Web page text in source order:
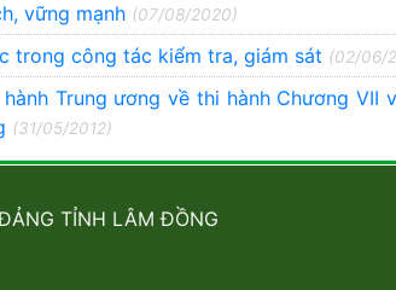
vững mạnh (07/08/2020)
trong công tác kiểm tra, giám sát (02/06/
Trung ương về thi hành Chương VII
(31/05/2012)
TỈNH LÂM ĐỒNG